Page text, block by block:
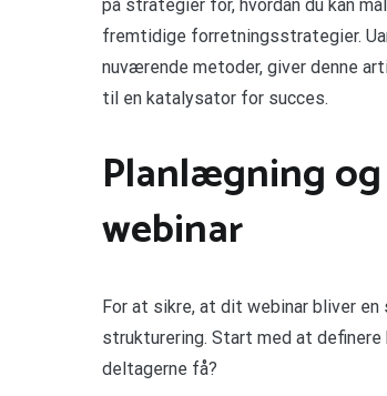
på strategier for, hvordan du kan
fremtidige forretningsstrategier.
nuværende metoder, giver denne
til en katalysator for succes.
Planlægning
webinar
For at sikre, at dit webinar bliver
strukturering. Start med at
deltagerne få?